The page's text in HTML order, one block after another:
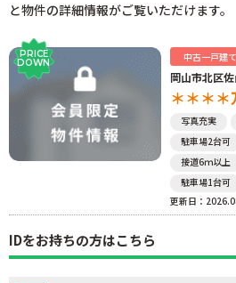
と物件の詳細情報がご覧いただけます。
PRICE
DOWN 中古一戸建て
岡山市北区
＊＊＊＊
写真充実
駐車場2台可
接道6ｍ以上
駐車場1台可
更新日：
IDをお持ちの方はこちら